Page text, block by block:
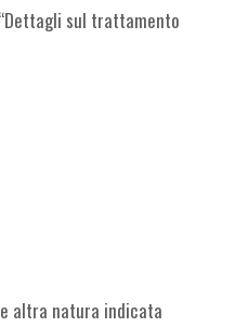
sul trattamento
altra natura indicata